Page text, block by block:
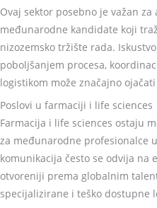
Ovaj sektor posebno je važan
međunarodne kandidate koji
nizozemsko tržište rada.
poboljšanjem procesa,
logistikom može značajno
Poslovi u farmaciji i life sciences
Farmacija i life sciences ostaju
za međunarodne profesionalce
komunikacija često se odvija na
otvoreniji prema globalnim
specijalizirane i teško dostupne